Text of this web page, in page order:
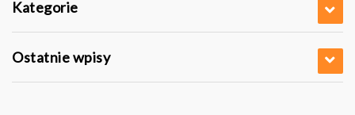
Kategorie
Ostatnie wpisy